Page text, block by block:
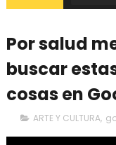
Por salud
buscar
cosas en
ARTE Y CULTURA,